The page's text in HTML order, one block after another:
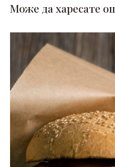
Може да харесате